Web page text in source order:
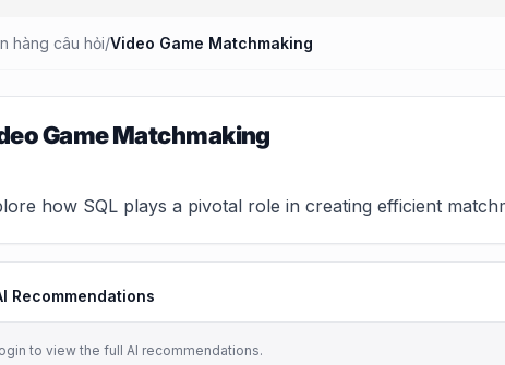
hàng câu hỏi/Video Game Matchmaking
Game Matchmaking
how SQL plays a pivotal role in creating efficient
Recommendations
to view the full AI recommendations.